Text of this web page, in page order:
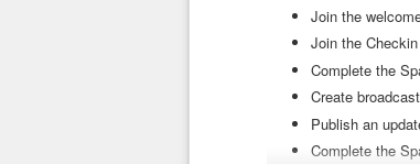
Join the
Join the
Complete the
Create
Publish an
Complete the